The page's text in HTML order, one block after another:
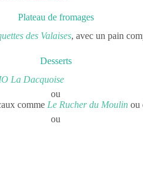
Plateau de fromages
des Valaises, avec un pain
Desserts
La Dacquoise
ou
comme Le Rucher du Moulin ou
ou